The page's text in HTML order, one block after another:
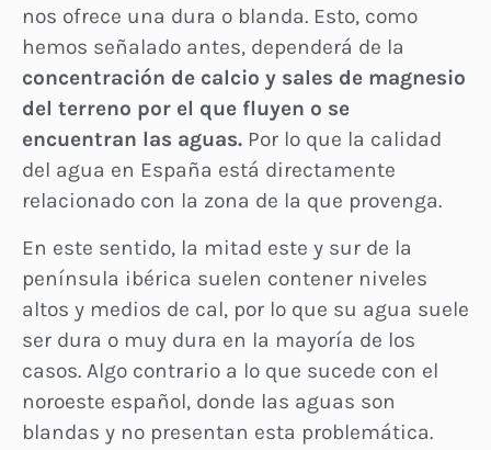
nos ofrece una dura o blanda. Esto, como
hemos señalado antes, dependerá de la
concentración de calcio y sales de magnesio
del terreno por el que fluyen o se
encuentran las aguas. Por lo que la calidad
del agua en España está directamente
relacionado con la zona de la que provenga.
En este sentido, la mitad este y sur de la
península ibérica suelen contener niveles
altos y medios de cal, por lo que su agua suele
ser dura o muy dura en la mayoría de los
casos. Algo contrario a lo que sucede con el
noroeste español, donde las aguas son
blandas y no presentan esta problemática.